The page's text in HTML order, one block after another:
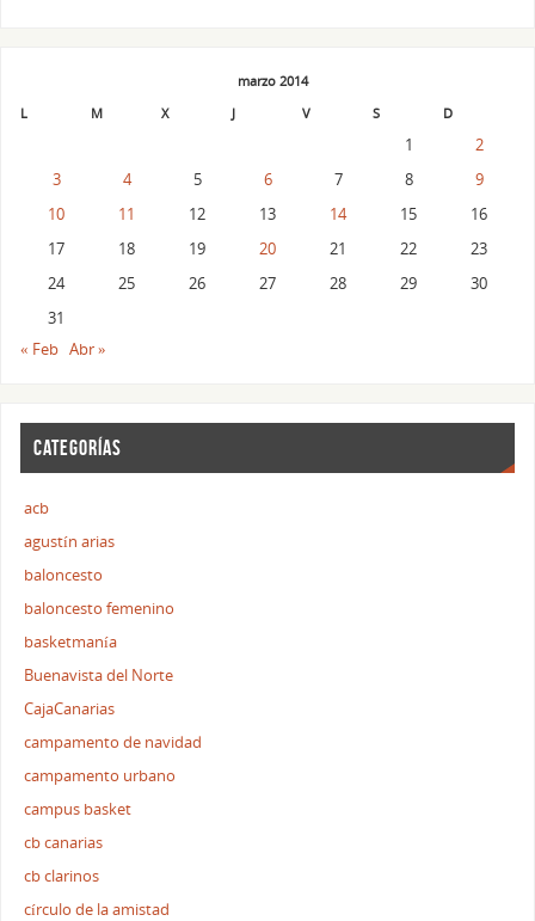
marzo 2014
L
M X J V S D
1
2
3
4 5 6 7 8
9
10
11 12 13 14 15
16
17
18 19 20 21 22
23
24
25 26 27 28 29
30
31
« Feb Abr »
CATEGORÍAS
acb
agustín arias
baloncesto
baloncesto femenino
basketmanía
Buenavista del Norte
CajaCanarias
campamento de navidad
campamento urbano
campus basket
cb canarias
cb clarinos
círculo de la amistad